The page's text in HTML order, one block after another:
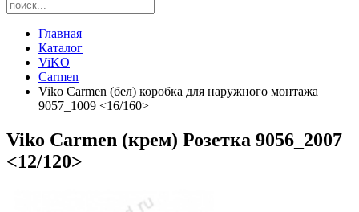
Главная
Каталог
ViKO
Carmen
Viko Carmen (бел) коробка для наружного монтажа
9057_1009 <16/160>
Viko Carmen (крем) Розетка 9056_2007
<12/120>